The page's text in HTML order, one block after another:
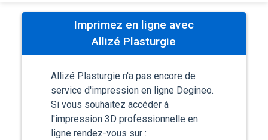
Imprimez en ligne avec
Allizé Plasturgie
Allizé Plasturgie n'a pas encore de
service d'impression en ligne Degineo.
Si vous souhaitez accéder à
l'impression 3D professionnelle en
ligne rendez-vous sur :